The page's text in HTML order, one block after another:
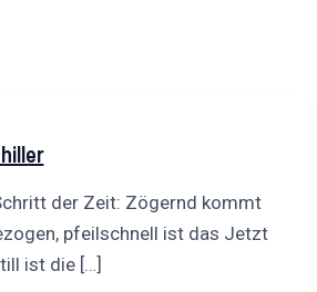
der Zeit: Zögernd kommt
pfeilschnell ist das Jetzt
ist die […]